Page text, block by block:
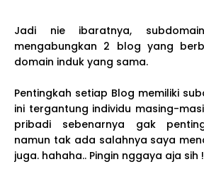
Jadi nie ibaratnya,
mengabungkan 2 blog yang
domain induk yang sama.
Pentingkah setiap Blog memiliki
ini tergantung individu masing-
pribadi sebenarnya gak
namun tak ada salahnya saya
juga. hahaha.. Pingin nggaya aja sih